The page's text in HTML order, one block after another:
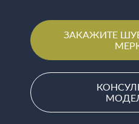
ЗАКАЖИТЕ